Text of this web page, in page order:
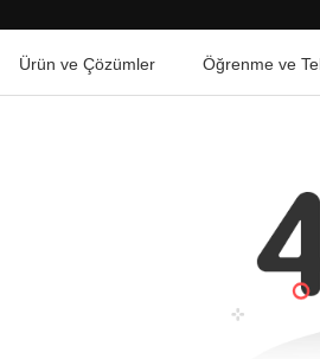
Ürün ve Çözümler Öğrenme ve